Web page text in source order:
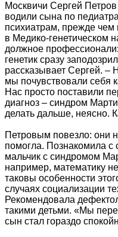
Москвичи Сергей
водили сына по
психиатрам, прежде чем
в Медико-генетическом
должное
генетик сразу
рассказывает Сергей. –
мы почувствовали себя
Нас просто поставили
диагноз – синдром
делать дальше, неясно.
Петровым повезло: они
помогла. Познакомила с
мальчик с синдромом
например, математику
таковы особенности
случаях социализации
Рекомендовала
такими детьми. «Мы
сын стал гораздо